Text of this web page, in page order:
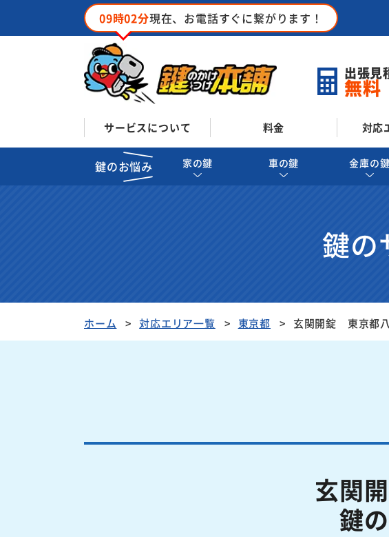
09時02分現在、お電話すぐに繋がります！
出張見
無料
サービスについて 料金 対応
鍵のお悩み 家の鍵 車の鍵 金庫の鍵
鍵の
ホーム 対応エリア一覧 東京都 玄関開錠 東京都
玄関
鍵